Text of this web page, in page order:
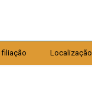
filiação Localização